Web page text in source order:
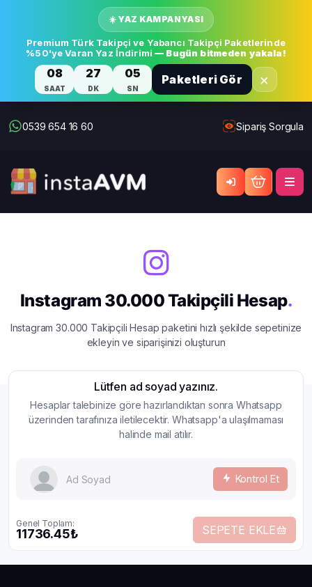
☀️ YAZ KAMPANYASI
Premium Türk Takipçi ve Yabancı Takipçi Paketlerinde
%50'ye Varan Yaz İndirimi — Bugün bitmeden yakala!
08
SAAT
27
DK
05
SN
Paketleri Gör ×
0539 654 16 60 Sipariş Sorgula
Instagram 30.000 Takipçili Hesap.
Instagram 30.000 Takipçili Hesap paketini hızlı şekilde sepetinize
ekleyin ve siparişinizi oluşturun
Lütfen ad soyad yazınız.
Hesaplar talebinize göre hazırlandıktan sonra Whatsapp
üzerinden tarafınıza iletilecektir. Whatsapp'a ulaşılmaması
halinde mail atılır.
Kontrol Et
Genel Toplam:
11736.45₺ SEPETE EKLE